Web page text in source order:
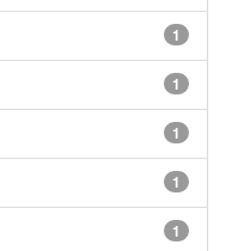
1
1
1
1
1